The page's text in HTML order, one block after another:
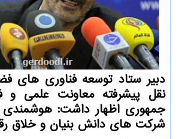
دبیر ستاد توسعه فناوری های
نقل پیشرفته معاونت علمی و
جمهوری اظهار داشت:
شرکت های دانش بنیان و خلاق